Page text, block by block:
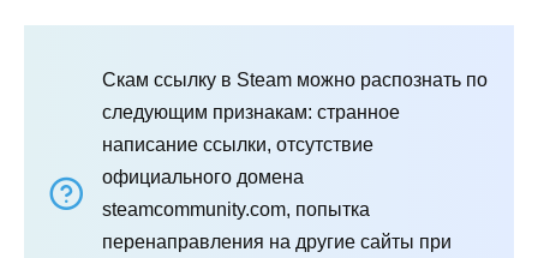
Скам ссылку в Steam можно распознать по
следующим признакам: странное
написание ссылки, отсутствие
официального домена
steamcommunity.com, попытка
перенаправления на другие сайты при